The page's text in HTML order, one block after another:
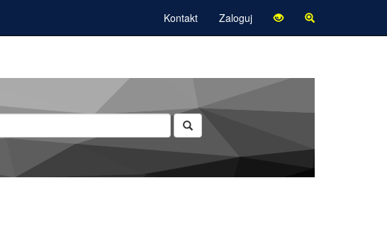
Kontakt Zaloguj